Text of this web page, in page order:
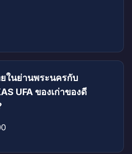
ในย่านพระนครกับ
UFA ของเก่าของดี